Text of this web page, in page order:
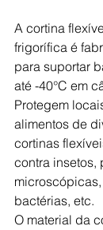
A cortina
frigorífica é
para suportar
até -40°C em
Protegem
alimentos de
cortinas
contra insetos,
bactérias, etc.
O material da